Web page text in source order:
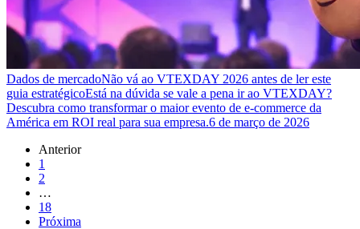
Dados de mercadoNão vá ao VTEXDAY 2026 antes de ler este
guia estratégicoEstá na dúvida se vale a pena ir ao VTEXDAY?
Descubra como transformar o maior evento de e-commerce da
América em ROI real para sua empresa.6 de março de 2026
Anterior
1
2
…
18
Próxima